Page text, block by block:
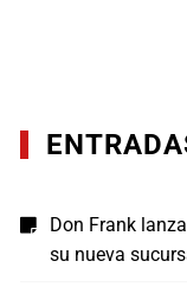
Don Frank
su nueva